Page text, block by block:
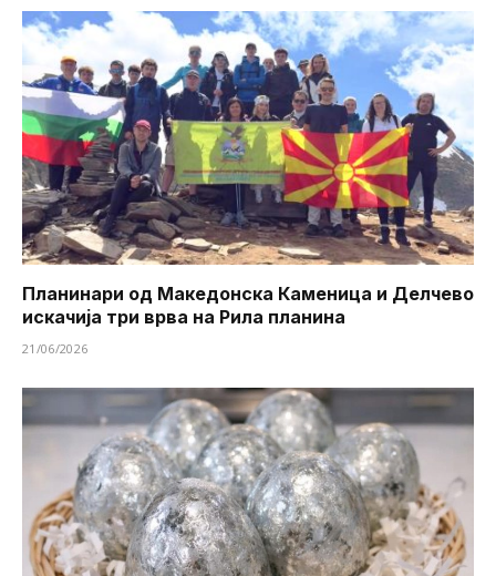
Планинари од Македонска Каменица и Делчево
искачија три врва на Рила планина
21/06/2026